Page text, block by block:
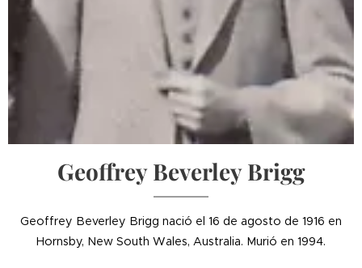
Geoffrey Beverley Brigg
Geoffrey Beverley Brigg nació el 16 de agosto de 1916 en
Hornsby, New South Wales, Australia. Murió en 1994.